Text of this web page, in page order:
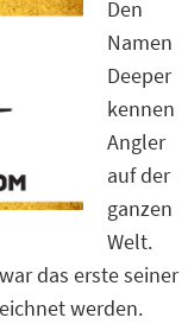
Den
Namen
Deeper
kennen
Angler
auf der
ganzen
Welt.
das erste seiner
werden.